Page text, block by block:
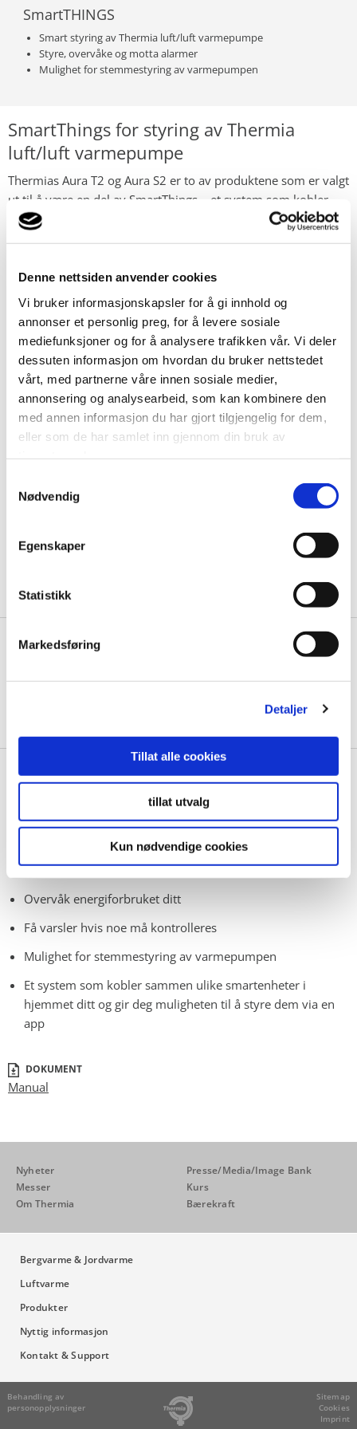
Denne nettsiden anvender cookies
Vi bruker informasjonskapsler for å gi innhold og
annonser et personlig preg, for å levere sosiale
mediefunksjoner og for å analysere trafikken vår. Vi deler
dessuten informasjon om hvordan du bruker nettstedet
vårt, med partnerne våre innen sosiale medier,
annonsering og analysearbeid, som kan kombinere den
med annen informasjon du har gjort tilgjengelig for dem,
eller som de har samlet inn gjennom din bruk av
Nødvendig
Egenskaper
Statistikk
Markedsføring
Detaljer
Tillat alle cookies
tillat utvalg
Kun nødvendige cookies
SmartTHINGS
Smart styring av Thermia luft/luft varmepumpe
Styre, overvåke og motta alarmer
Mulighet for stemmestyring av varmepumpen
SmartThings for styring av Thermia
luft/luft varmepumpe
Thermias Aura T2 og Aura S2 er to av produktene som er valgt
ut til å være en del av SmartThings – et system som kobler
sammen ulike smartenheter i hjemmet ditt og gir deg
Med SmartThings kan du for eksempel styre ønsket
innetemperatur, justere viftehastighet og planlegge
funksjoner. Du kan overvåke energiforbruket ditt og motta
alarmer hvis noe må kontrolleres, det er også mulighet for
stemmestyring av varmepumpen SmartThings brukes av
mange ledende merker og du kan se i appen hvilke produkter
og merker som inngår. Les mer om
SmartThings.
opplysninger.
Juster viftehastighet
Planlegg funksjoner
Overvåk energiforbruket ditt
Få varsler hvis noe må kontrolleres
Mulighet for stemmestyring av varmepumpen
Et system som kobler sammen ulike smartenheter i
hjemmet ditt og gir deg muligheten til å styre dem via en
app
DOKUMENT
Manual
Nyheter
Presse/Media/Image Bank
Messer
Kurs
Om Thermia
Bærekraft
Bergvarme & Jordvarme
Luftvarme
Produkter
Nyttig informasjon
Kontakt & Support
Behandling av
personopplysninger
Sitemap
Cookies
Imprint